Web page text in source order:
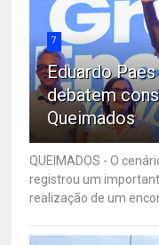
7
Eduardo
debatem
Queimados
QUEIMADOS - O
registrou um
realização de um